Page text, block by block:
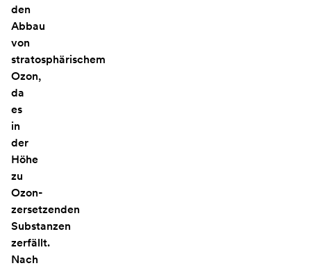
den
Abbau
von
stratosphärischem
Ozon,
da
es
in
der
Höhe
zu
Ozon-
zersetzenden
Substanzen
zerfällt.
Nach